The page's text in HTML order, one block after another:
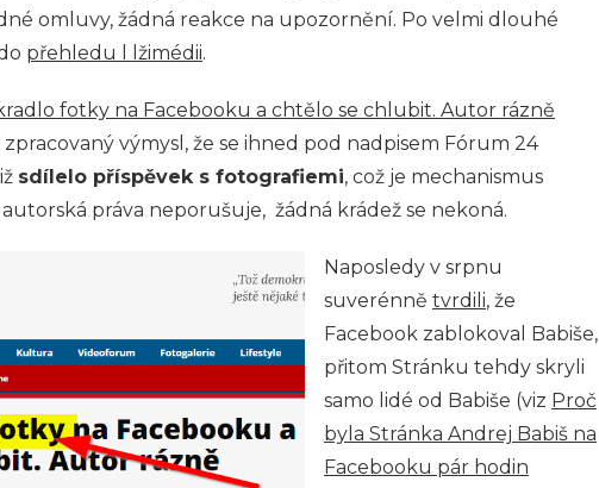
omluvy, žádná reakce na upozornění. Po velmi dlouhé
přehledu l lžimédii.
fotky na Facebooku a chtělo se chlubit. Autor rázně
výmysl, že se ihned pod nadpisem Fórum 24
sdílelo příspěvek s fotografiemi, což je mechanismus
práva neporušuje, žádná krádež se nekoná.
Naposledy v srpnu
suverénně tvrdili, že
Facebook zablokoval Babiše,
přitom Stránku tehdy skryli
samo lidé od Babiše (viz Proč
byla Stránka Andrej Babiš na
Facebooku pár hodin